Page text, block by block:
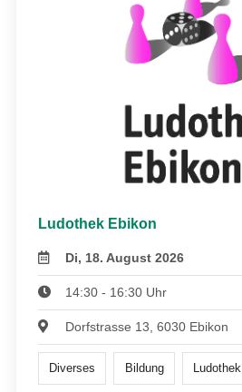
Ludothek Ebikon
Di, 18. August 2026
14:30 - 16:30 Uhr
Dorfstrasse 13, 6030 Ebikon
Diverses Bildung Ludothek